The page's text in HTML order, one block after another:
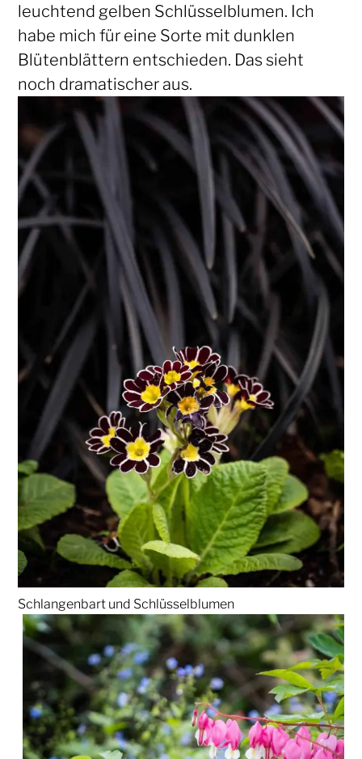
leuchtend gelben Schlüsselblumen. Ich
habe mich für eine Sorte mit dunklen
Blütenblättern entschieden. Das sieht
noch dramatischer aus.
Schlangenbart und Schlüsselblumen